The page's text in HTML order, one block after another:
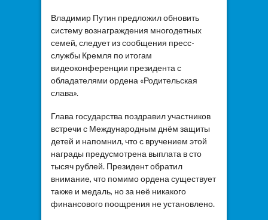
Владимир Путин предложил обновить
систему вознаграждения многодетных
семей, следует из сообщения пресс-
службы Кремля по итогам
видеоконференции президента с
обладателями ордена «Родительская
слава».
Глава государства поздравил участников
встречи с Международным днём защиты
детей и напомнил, что с вручением этой
награды предусмотрена выплата в сто
тысяч рублей. Президент обратил
внимание, что помимо ордена существует
также и медаль, но за неё никакого
финансового поощрения не установлено.